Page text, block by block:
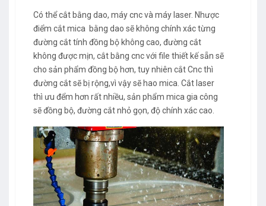
Có thể cắt bằng dao, máy cnc và máy laser. Nhược
điểm cắt mica bằng dao sẽ không chính xác từng
đường cắt tính đồng bộ không cao, đường cắt
không được mịn, cắt bằng cnc với file thiết kế sẵn sẽ
cho sản phẩm đồng bộ hơn, tuy nhiên cắt Cnc thì
đường cắt sẽ bị rộng,vì vậy sẽ hao mica. Cắt laser
thì ưu đểm hơn rất nhiều, sản phẩm mica gia công
sẽ đồng bộ, đường cắt nhỏ gọn, độ chính xác cao.